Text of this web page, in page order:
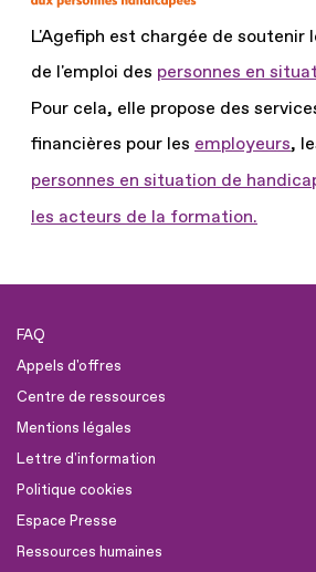
L'Agefiph est chargée de soutenir
de l'emploi des personnes en
Pour cela, elle propose des
financières pour les employeurs,
personnes en situation de
les acteurs de la formation.
FAQ
Appels d'offres
Centre de ressources
Mentions légales
Lettre d'information
Politique cookies
Espace Presse
Ressources humaines